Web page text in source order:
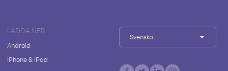
LADDA NER
Android
iPhone & iPad
Svenska